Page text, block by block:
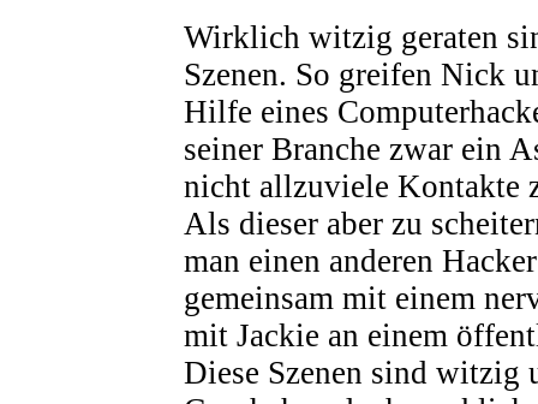
Wirklich witzig geraten
Szenen. So greifen Nick
Hilfe eines
seiner Branche zwar ein
nicht allzuviele Kontakte
Als dieser aber zu
man einen anderen
gemeinsam mit einem
mit Jackie an einem
Diese Szenen sind witzig